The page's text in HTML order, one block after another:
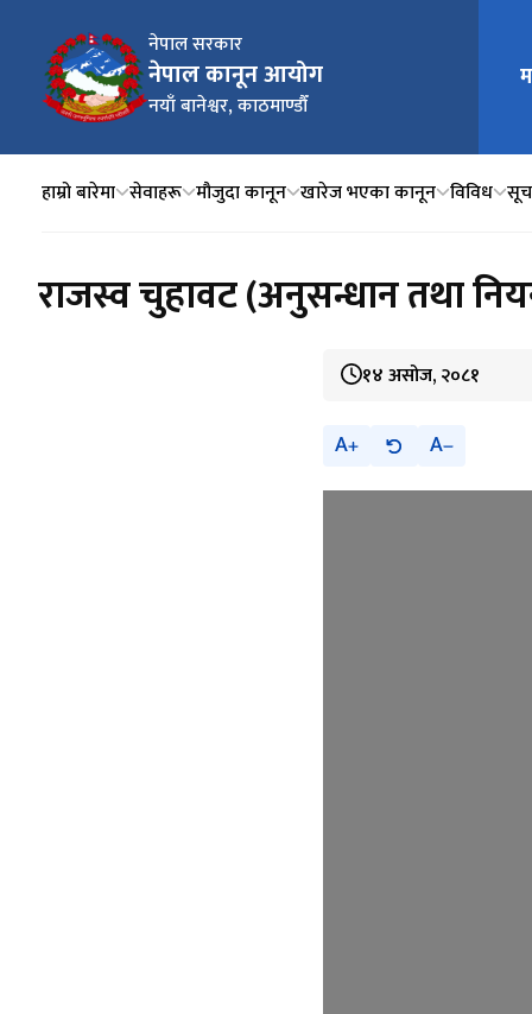
नेपाल सरकार
नेपाल कानून आयोग
नयाँ बानेश्वर, काठमाण्डौँ
मुख्य
हाम्रो बारेमा सेवाहरू मौजुदा कानून खारेज भएका कानून विविध
राजस्व चुहावट (अनुसन्धान तथा
१४ असोज, २०८१
A A